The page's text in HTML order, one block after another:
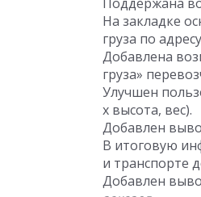
На закладке
груза по
Добавлена
груза»
Улучшен
x высота, вес).
Добавлен
В итоговую
и транспорте
Добавлен